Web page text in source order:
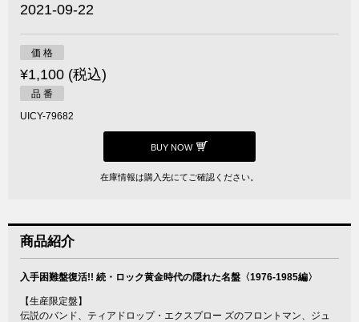
2021-09-22
価 格
¥1,100 (税込)
品 番
UICY-79682
BUY NOW
在庫情報は購入先にてご確認ください。
商品紹介
入手困難盤復活!! 続・ロック黄金時代の隠れた名盤〈1976-1985編〉
【生産限定盤】
伝説のバンド、ティアドロップ・エクスプロー ズのフロントマン、ジュ